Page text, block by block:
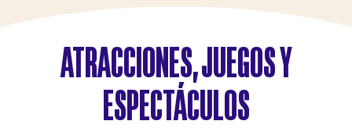
ATRACCIONES, JUEGOS Y
ESPECTÁCULOS